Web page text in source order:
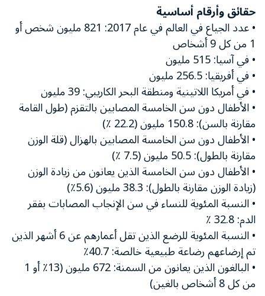
حقائق وأرقام أساسية
• عدد الجياع في العالم في عام 2017: 821 مليون شخص أو
1 من كل 9 أشخاص
• في آسيا: 515 مليون
• في أفريقيا: 256.5 مليون
• في أمريكا اللاتينية ومنطقة البحر الكاريبي: 39 مليون
• الأطفال دون سن الخامسة المصابين بالتقزم (طول القامة
مقارنة بالسن): 150.8 مليون (22.2 ٪)
• الأطفال دون سن الخامسة المصابين بالهزال (قلة الوزن
مقارنة بالطول): 50.5 مليون (7.5 ٪)
• الأطفال دون سن الخامسة الذين يعانون من زيادة الوزن
(زيادة الوزن مقارنة بالطول): 38.3 مليون (5.6٪)
• النسبة المئوية للنساء في سن الإنجاب المصابات بفقر
الدم: 32.8 ٪
• النسبة المئوية للرضع الذين تقل أعمارهم عن 6 أشهر الذين
تم إرضاعهم رضاعة طبيعية خالصة: 40.7٪
• البالغون الذين يعانون من السمنة: 672 مليون (13٪ أو 1
من كل 8 أشخاص بالغين)